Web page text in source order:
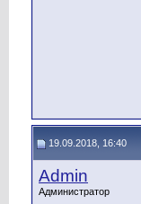
19.09.2018, 16:40
Admin
Администратор